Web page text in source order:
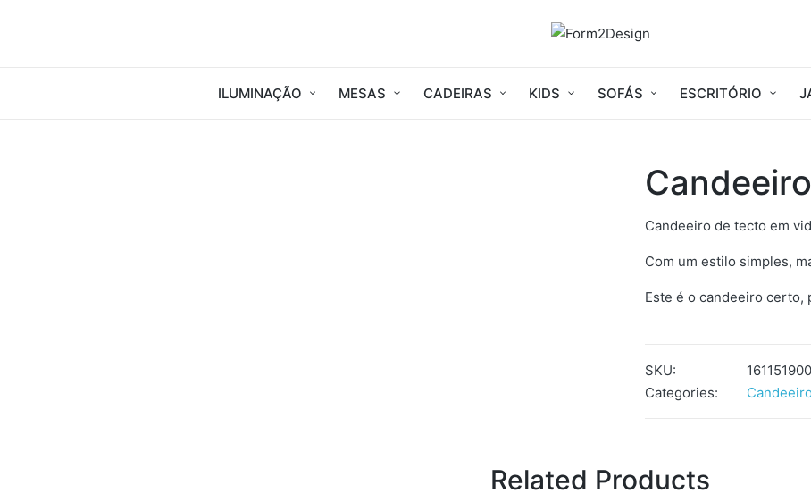
ILUMINAÇÃO MESAS CADEIRAS KIDS SOFÁS ESCRITÓRIO
Candeeiro de tecto em
Com um estilo simples,
Este é o candeeiro certo,
SKU:
Categories:
Related Products